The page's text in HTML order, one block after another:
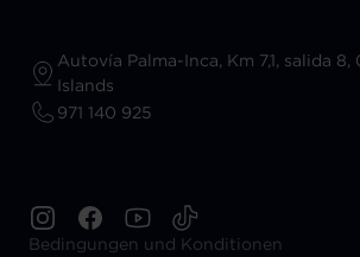
Autovía Palma-Inca, Km 7,1, salida 8,
Islands
971 140 925
Bedingungen und Konditionen